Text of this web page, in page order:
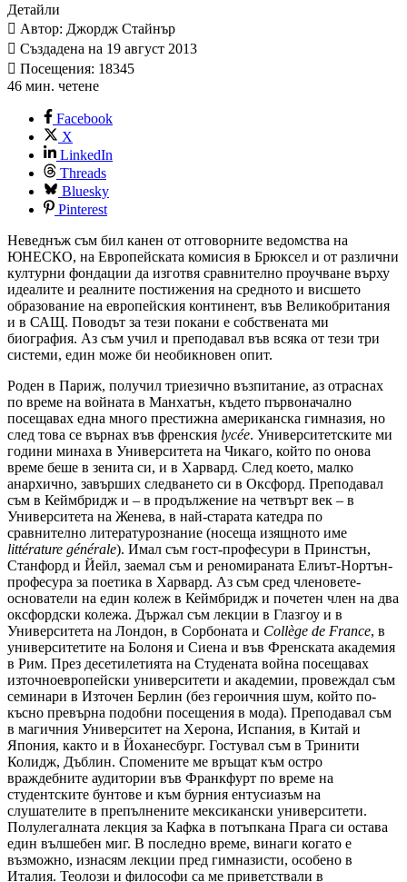
Детайли
Автор: Джордж Стайнър
Създадена на 19 август 2013
Посещения: 18345
46 мин. четене
Facebook
X
LinkedIn
Threads
Bluesky
Pinterest
Неведнъж съм бил канен от отговорните ведомства на
ЮНЕСКО, на Европейската комисия в Брюксел и от различни
културни фондации да изготвя сравнително проучване върху
идеалите и реалните постижения на средното и висшето
образование на европейския континент, във Великобритания
и в САЩ. Поводът за тези покани е собствената ми
биография. Аз съм учил и преподавал във всяка от тези три
системи, един може би необикновен опит.
Роден в Париж, получил триезично възпитание, аз отраснах
по време на войната в Манхатън, където първоначално
посещавах една много престижна американска гимназия, но
след това се върнах във френския lycée. Университетските ми
години минаха в Университета на Чикаго, който по онова
време беше в зенита си, и в Харвард. След което, малко
анархично, завърших следването си в Оксфорд. Преподавал
съм в Кеймбридж и – в продължение на четвърт век – в
Университета на Женева, в най-старата катедра по
сравнително литературознание (носеща изящното име
littérature générale). Имал съм гост-професури в Принстън,
Станфорд и Йейл, заемал съм и реномираната Елиът-Нортън-
професура за поетика в Харвард. Аз съм сред членовете-
основатели на един колеж в Кеймбридж и почетен член на два
оксфордски колежа. Държал съм лекции в Глазгоу и в
Университета на Лондон, в Сорбоната и Collège de France, в
университетите на Болоня и Сиена и във Френската академия
в Рим. През десетилетията на Студената война посещавах
източноевропейски университети и академии, провеждал съм
семинари в Източен Берлин (без героичния шум, който по-
късно превърна подобни посещения в мода). Преподавал съм
в магичния Университет на Херона, Испания, в Китай и
Япония, както и в Йоханесбург. Гостувал съм в Тринити
Колидж, Дъблин. Спомените ме връщат към остро
враждебните аудитории във Франкфурт по време на
студентските бунтове и към бурния ентусиазъм на
слушателите в препълнените мексикански университети.
Полулегалната лекция за Кафка в потъпкана Прага си остава
един вълшебен миг. В последно време, винаги когато е
възможно, изнасям лекции пред гимназисти, особено в
Италия. Теолози и философи са ме приветствали в